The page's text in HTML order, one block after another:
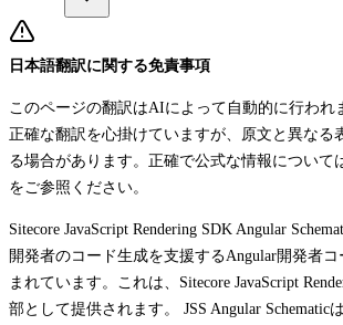
日本語翻訳に関する免責事項
このページの翻訳はAIによって自動的に行われ
正確な翻訳を心掛けていますが、原文と異なる
る場合があります。正確で公式な情報について
をご参照ください。
Sitecore JavaScript Rendering SDK Angular
開発者のコード生成を支援するAngular開発者
まれています。これは、Sitecore JavaScript
部として提供されます。 JSS Angular Schematicは